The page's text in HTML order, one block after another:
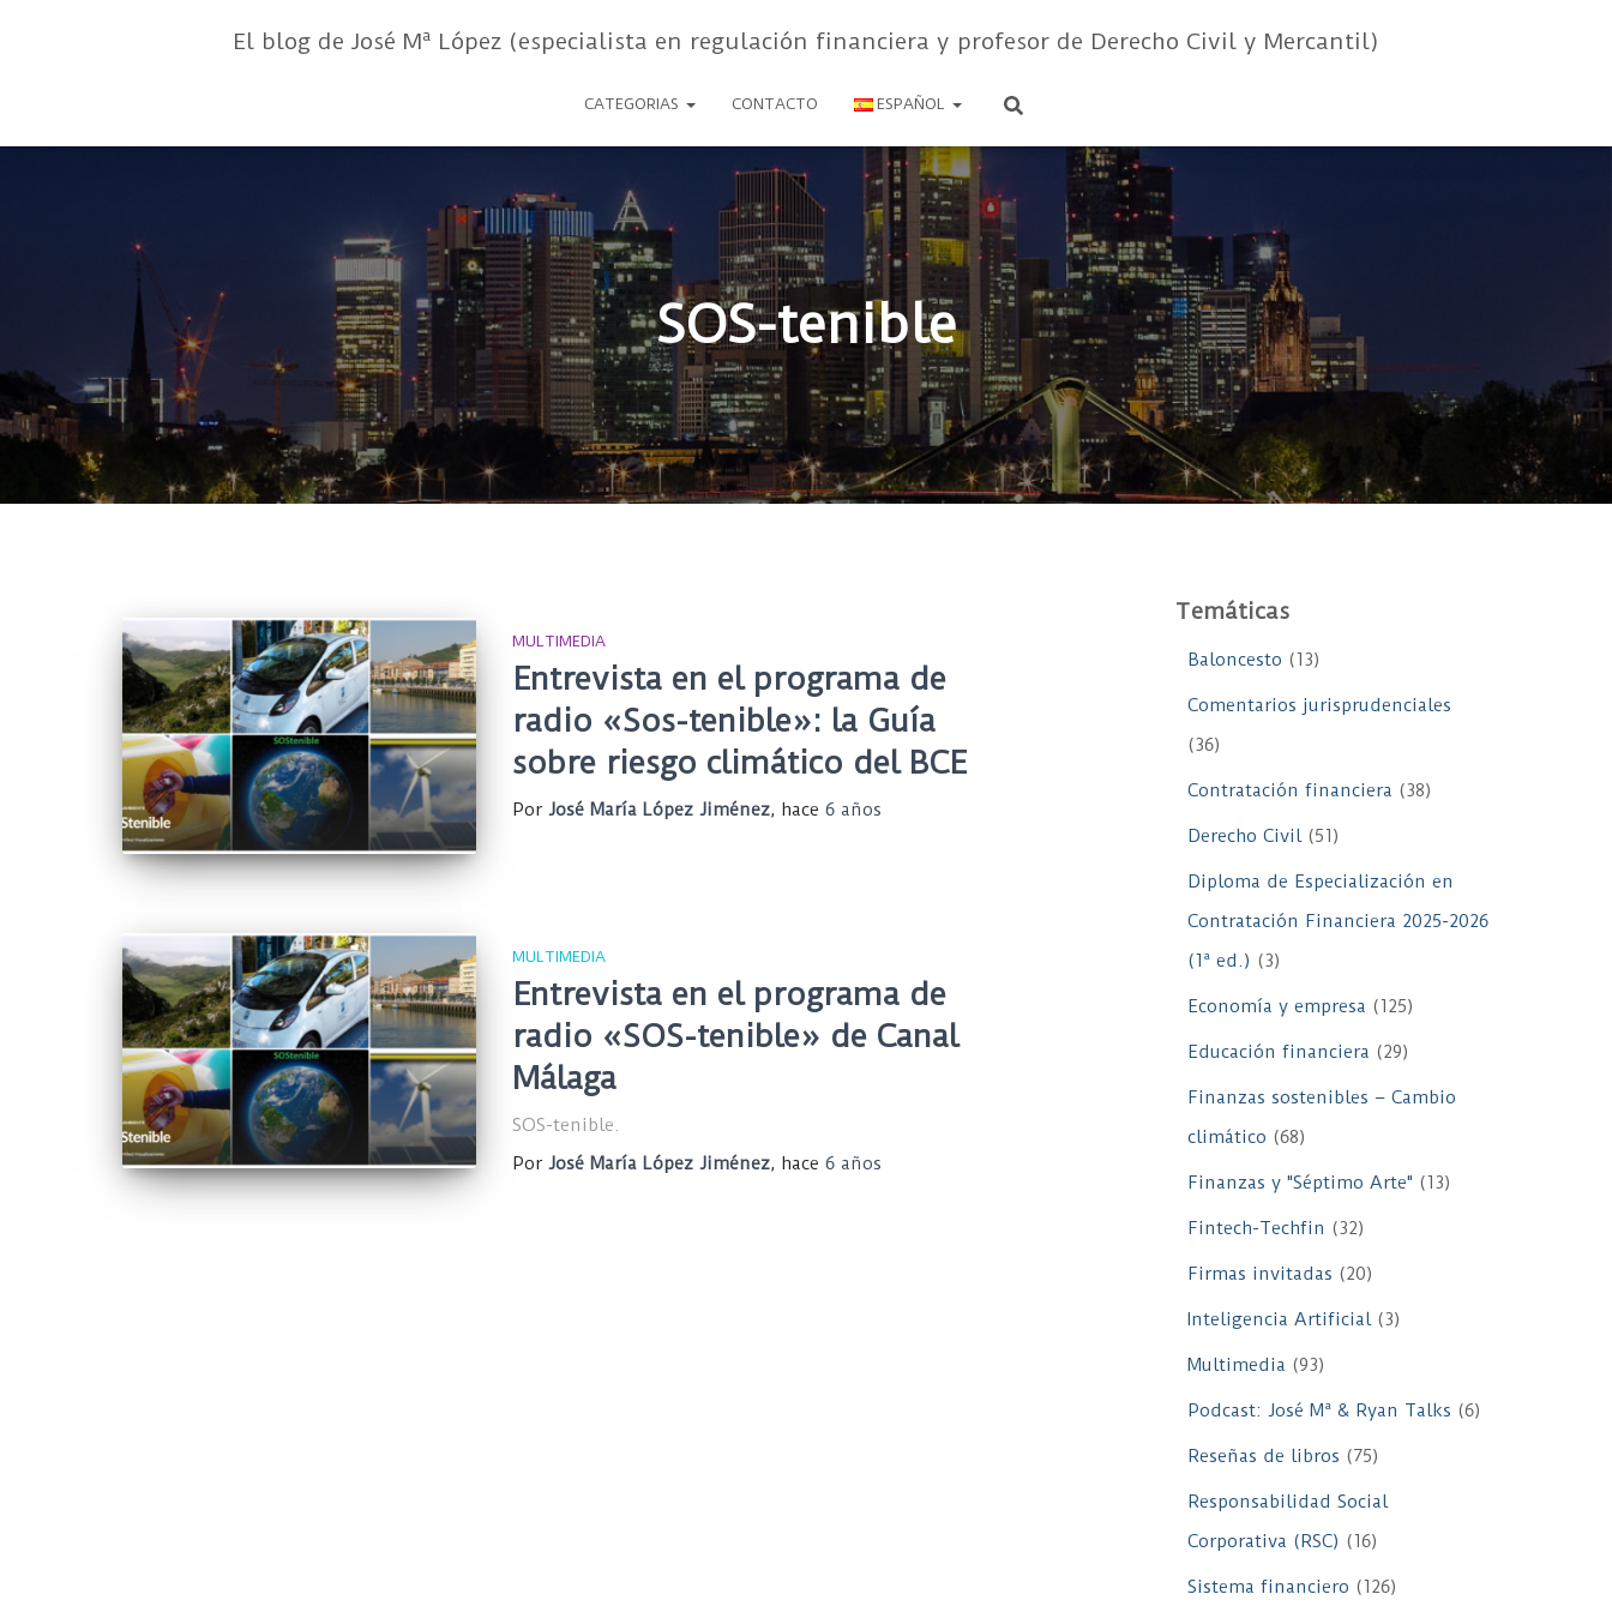
El blog de José Mª López (especialista en regulación financiera y profesor de Derecho Civil y Mercantil)
CATEGORIAS CONTACTO ESPAÑOL
SOS-tenible
MULTIMEDIA
Entrevista en el programa de
radio «Sos-tenible»: la Guía
sobre riesgo climático del BCE
Por José María López Jiménez, hace 6 años
MULTIMEDIA
Entrevista en el programa de
radio «SOS-tenible» de Canal
Málaga
SOS-tenible.
Por José María López Jiménez, hace 6 años
Temáticas
Baloncesto (13)
Comentarios jurisprudenciales
(36)
Contratación financiera (38)
Derecho Civil(51)
Diploma de Especialización en
Contratación Financiera 2025-2026
(1ª ed.) (3)
Economía y empresa (125)
Educación financiera (29)
Finanzas sostenibles – Cambio
climático (68)
Finanzas y "Séptimo Arte" (13)
Fintech-Techfin (32)
Firmas invitadas (20)
Inteligencia Artificial(3)
Multimedia (93)
Podcast: José Mª & Ryan Talks (6)
Reseñas de libros (75)
Responsabilidad Social
Corporativa (RSC) (16)
Sistema financiero (126)